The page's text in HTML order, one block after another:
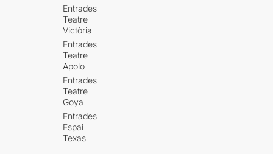
Entrades
Teatre
Victòria
Entrades
Teatre
Apolo
Entrades
Teatre
Goya
Entrades
Espai
Texas